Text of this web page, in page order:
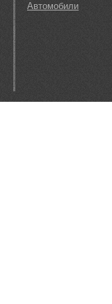
Автомобили